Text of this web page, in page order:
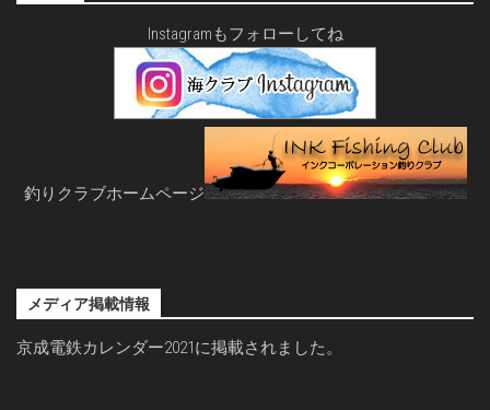
Instagramもフォローしてね
釣りクラブホームページ
メディア掲載情報
京成電鉄カレンダー2021に掲載されました。